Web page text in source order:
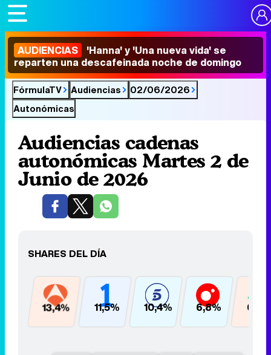
AUDIENCIAS 'Hanna' y 'Una nueva vida' se
reparten una descafeinada noche de domingo
FórmulaTV Audiencias
02/06/2026
Autonómicas
Audiencias cadenas
autonómicas Martes 2 de
Junio de 2026
SHARES DEL DÍA
13,4% 11,5% 10,4% 6,8%